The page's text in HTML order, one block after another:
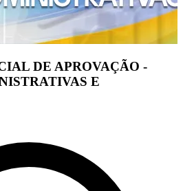
DE APROVAÇÃO -
E